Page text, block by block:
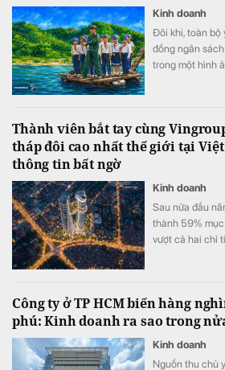
Kinh doanh
Đôi khi, toàn bộ
đồng ngân
trong một hình
Thành viên bắt tay cùng
tháp đôi cao nhất thế giới tại Việt
thông tin bất ngờ
Kinh doanh
Sau nửa đầu
thành 59%
vượt cả hai chỉ
Công ty ở TP HCM biến hàng
phú: Kinh doanh ra sao trong
Kinh doanh
Nguồn thu chủ